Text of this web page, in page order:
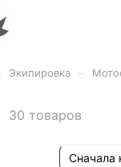
Экипировка
30 товаров
Сначала